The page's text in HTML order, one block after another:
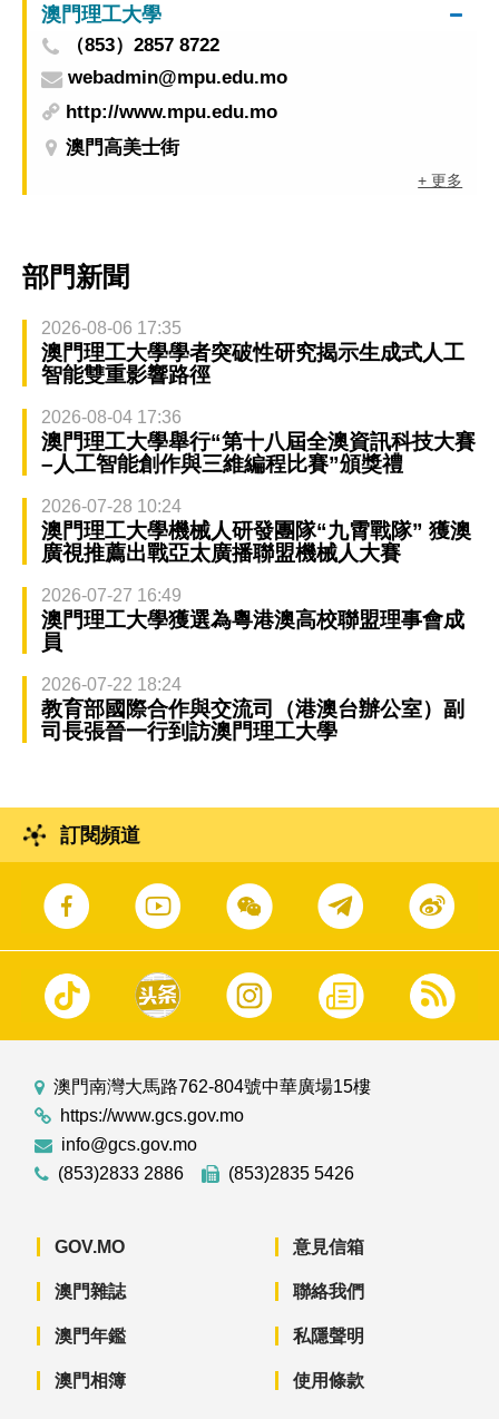
澳門理工大學
（853）2857 8722
webadmin@mpu.edu.mo
http://www.mpu.edu.mo
澳門高美士街
+ 更多
部門新聞
2026-08-06 17:35
澳門理工大學學者突破性研究揭示生成式人工
智能雙重影響路徑
2026-08-04 17:36
澳門理工大學舉行“第十八屆全澳資訊科技大賽
–人工智能創作與三維編程比賽”頒獎禮
2026-07-28 10:24
澳門理工大學機械人研發團隊“九霄戰隊” 獲澳
廣視推薦出戰亞太廣播聯盟機械人大賽
2026-07-27 16:49
澳門理工大學獲選為粵港澳高校聯盟理事會成
員
2026-07-22 18:24
教育部國際合作與交流司（港澳台辦公室）副
司長張晉一行到訪澳門理工大學
訂閱頻道
澳門南灣大馬路762-804號中華廣場15樓
https://www.gcs.gov.mo
info@gcs.gov.mo
(853)2833 2886
(853)2835 5426
GOV.MO
澳門雜誌
澳門年鑑
澳門相簿
意見信箱
聯絡我們
私隱聲明
使用條款